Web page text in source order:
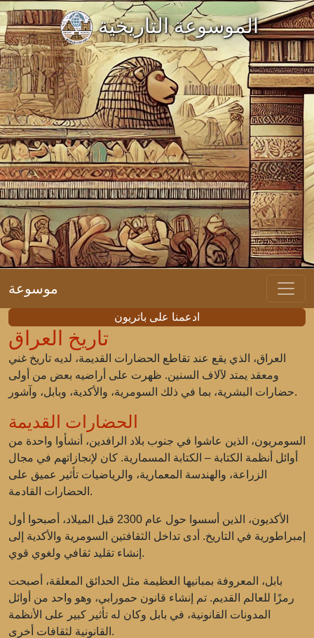
الموسوعة التاريخية
موسوعة
ادعمنا على باتريون
تاريخ العراق
العراق، الذي يقع عند تقاطع الحضارات القديمة، لديه تاريخ غني
ومعقد يمتد لآلاف السنين. ظهرت على أراضيه بعض من أولى
حضارات البشرية، بما في ذلك السومرية، والأكدية، وبابل، وآشور.
الحضارات القديمة
السومريون، الذين عاشوا في جنوب بلاد الرافدين، أنشأوا واحدة من
أوائل أنظمة الكتابة – الكتابة المسمارية. كان لإنجازاتهم في مجال
الزراعة، والهندسة المعمارية، والرياضيات تأثير عميق على
الحضارات القادمة.
الأكديون، الذين أسسوا حول عام 2300 قبل الميلاد، أصبحوا أول
إمبراطورية في التاريخ. أدى تداخل الثقافتين السومرية والأكدية إلى
إنشاء تقليد ثقافي ولغوي قوي.
بابل، المعروفة بمبانيها العظيمة مثل الحدائق المعلقة، أصبحت
رمزًا للعالم القديم. تم إنشاء قانون حمورابي، وهو واحد من أوائل
المدونات القانونية، في بابل وكان له تأثير كبير على الأنظمة
القانونية لثقافات أخرى.